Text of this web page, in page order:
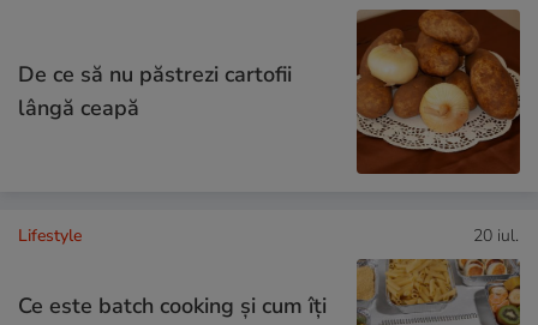
De ce să nu păstrezi cartofii
lângă ceapă
Lifestyle 20 iul.
Ce este batch cooking și cum îți